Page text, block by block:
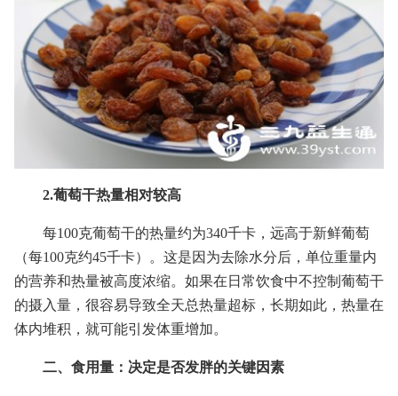
2.葡萄干热量相对较高
每100克葡萄干的热量约为340千卡，远高于新鲜葡萄
（每100克约45千卡）。这是因为去除水分后，单位重量内
的营养和热量被高度浓缩。如果在日常饮食中不控制葡萄干
的摄入量，很容易导致全天总热量超标，长期如此，热量在
体内堆积，就可能引发体重增加。
二、食用量：决定是否发胖的关键因素